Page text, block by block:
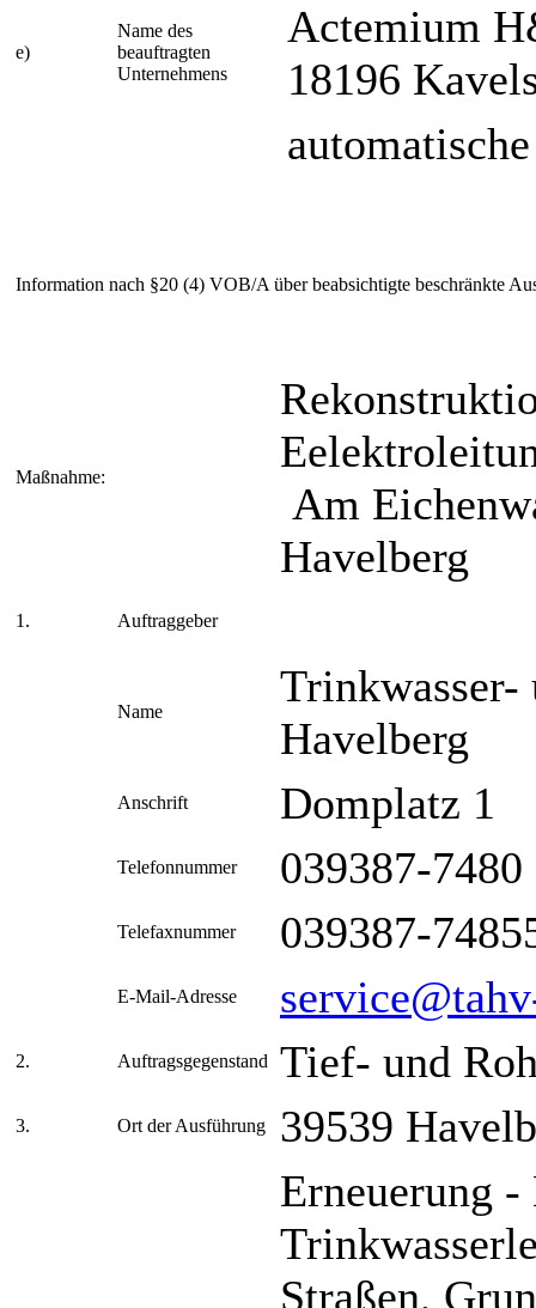
e)
Name des
beauftragten
Unternehmens
Actemium
18196
Information nach §20 (4) VOB/A über beabsichtigte beschränkte
Maßnahme:
Am
Havelberg
1. Auftraggeber
Name
Trinkwasser-
Havelberg
Anschrift Domplatz 1
Telefonnummer 039387-7480
Telefaxnummer 039387-
E-Mail-Adresse
2. Auftragsgegenstand Tief- und
3. Ort der Ausführung
39539
Erneuerung
Straßen,